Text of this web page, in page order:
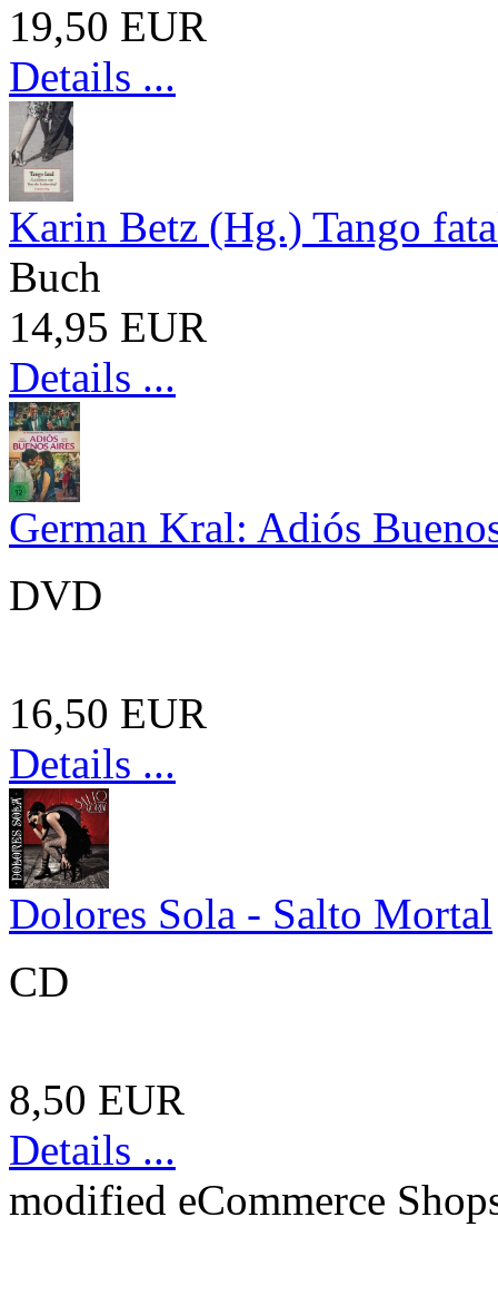
19,50 EUR
Details ...
Karin Betz (Hg.) Tango
Buch
14,95 EUR
Details ...
German Kral: Adiós
DVD
16,50 EUR
Details ...
Dolores Sola - Salto Mortal
CD
8,50 EUR
Details ...
modified eCommerce